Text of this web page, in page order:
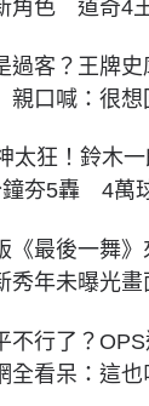
角色 道奇4
過客？王牌
口喊：很想
太狂！鈴木
鐘夯5轟 4萬
《最後一舞
年未曝光畫
不行了？
看呆：這也